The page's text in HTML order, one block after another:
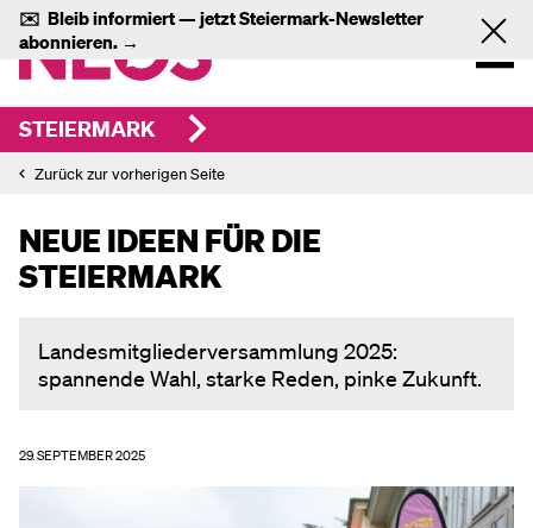
✉️ Bleib informiert — jetztSteiermark-Newsletter
abonnieren. →
STEIERMARK
Zurück zur vorherigen Seite
NEUE IDEEN FÜR DIE
STEIERMARK
Landesmitgliederversammlung 2025:
spannende Wahl, starke Reden, pinke Zukunft.
29. SEPTEMBER 2025